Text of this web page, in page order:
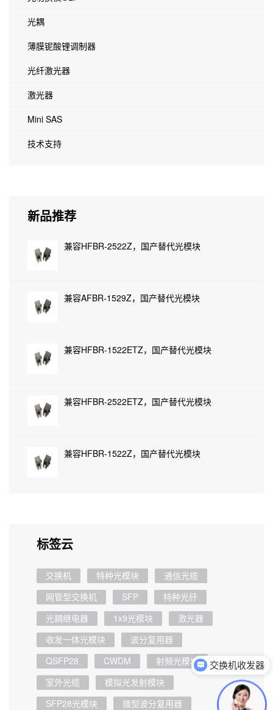
光耦
薄膜铌酸锂调制器
光纤激光器
激光器
Mini SAS
技术支持
新品推荐
兼容HFBR-2522Z，国产替代光模块
兼容AFBR-1529Z，国产替代光模块
兼容HFBR-1522ETZ，国产替代光模块
兼容HFBR-2522ETZ，国产替代光模块
兼容HFBR-1522Z，国产替代光模块
标签云
交换机 特种光模块
通信光缆
网管型交换机
SFP
特种光纤
光耦继电器
1x9光模块
激光器
收发一体光模块
波分复用器
QSFP28
CWDM
射频光模块
室外光缆
模拟光发射模块
SFP28光模块
微型波分复用器
可以介绍下你们的产品么